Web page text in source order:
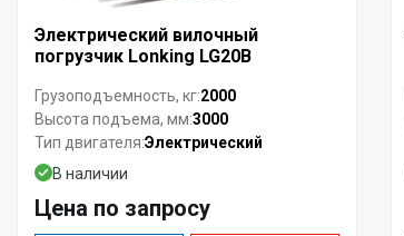
Электрический вилочный
погрузчик Lonking LG20B
Грузоподъемность, кг:2000
Высота подъема, мм:3000
Тип двигателя:Электрический
В наличии
Цена по запросу